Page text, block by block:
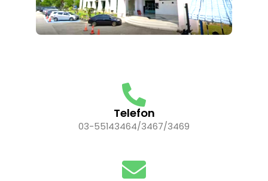
Telefon
03-55143464/3467/3469